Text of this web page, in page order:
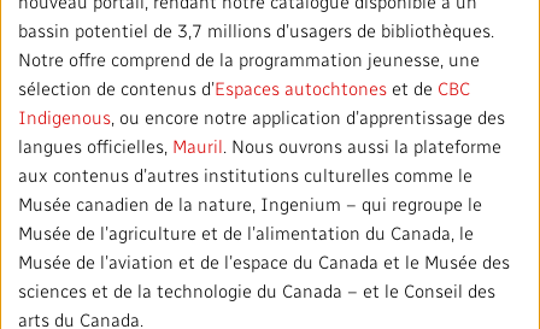
bassin potentiel de 3,7 millions d’usagers de bibliothèques.
Notre offre comprend de la programmation jeunesse, une
sélection de contenus d’Espaces autochtones et de CBC
Indigenous , ou encore notre application d’apprentissage des
langues officielles, Mauril. Nous ouvrons aussi la plateforme
aux contenus d’autres institutions culturelles comme le
Musée canadien de la nature, Ingenium – qui regroupe le
Musée de l’agriculture et de l’alimentation du Canada, le
Musée de l’aviation et de l’espace du Canada et le Musée des
sciences et de la technologie du Canada – et le Conseil des
arts du Canada.